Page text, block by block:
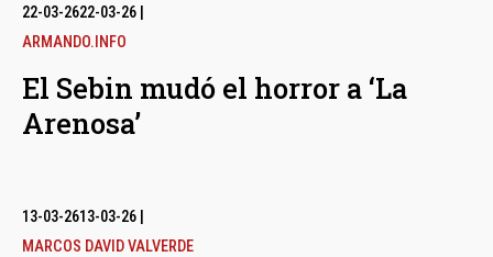
22-03-2622-03-26
ARMANDO.INFO
El Sebin mudó el horror a ‘La
Arenosa’
13-03-2613-03-26
MARCOS DAVID VALVERDE